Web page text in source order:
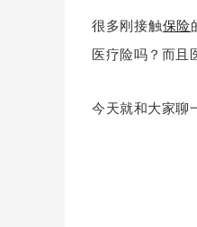
很多刚接触保险
医疗险吗 ？而且
今天就和大家聊